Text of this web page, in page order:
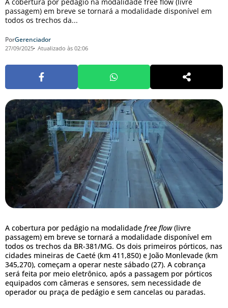
passagem) em breve se tornará a modalidade disponível em
todos os trechos da...
PorGerenciador
27/09/2025 Atualizado às 02:06
A cobertura por pedágio na modalidade free flow(livre
passagem) em breve se tornará a modalidade disponível em
todos os trechos da BR-381/MG. Os dois primeiros pórticos, nas
cidades mineiras de Caeté (km 411,850) e João Monlevade (km
345,270), começam a operar neste sábado (27). A cobrança
será feita por meio eletrônico, após a passagem por pórticos
equipados com câmeras e sensores, sem necessidade de
operador ou praça de pedágio e sem cancelas ou paradas.